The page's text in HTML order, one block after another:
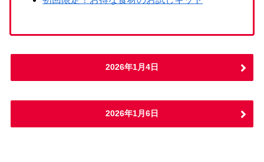
2026年1月4日
2026年1月6日